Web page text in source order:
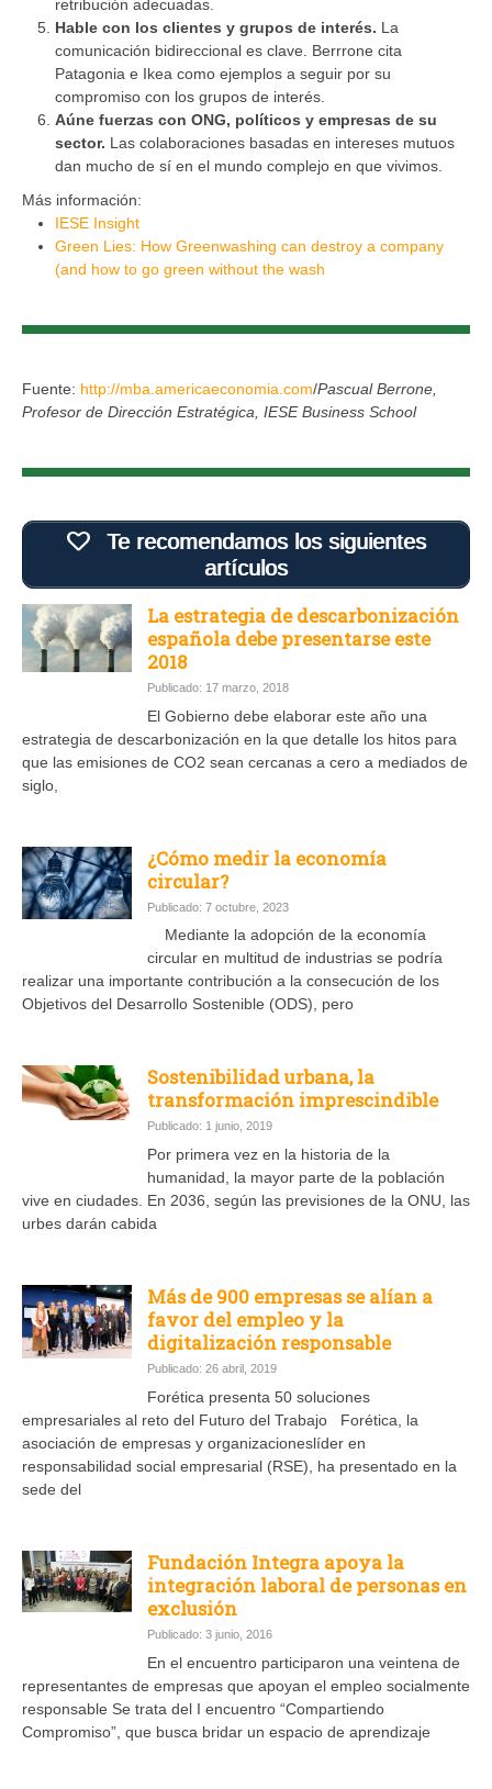
retribución adecuadas.
Hable con los clientes y grupos de interés. La
comunicación bidireccional es clave. Berrrone cita
Patagonia e Ikea como ejemplos a seguir por su
compromiso con los grupos de interés.
Aúne fuerzas con ONG, políticos y empresas de su
sector. Las colaboraciones basadas en intereses mutuos
dan mucho de sí en el mundo complejo en que vivimos.
Más información:
IESE Insight
Green Lies: How Greenwashing can destroy a company
(and how to go green without the wash
Fuente: http://mba.americaeconomia.com/Pascual Berrone,
Profesor de Dirección Estratégica, IESE Business School
Te recomendamos los siguientes
artículos
La estrategia de descarbonización
española debe presentarse este
2018
Publicado: 17 marzo, 2018
El Gobierno debe elaborar este año una
estrategia de descarbonización en la que detalle los hitos para
que las emisiones de CO2 sean cercanas a cero a mediados de
siglo,
¿Cómo medir la economía
circular?
Publicado: 7 octubre, 2023
Mediante la adopción de la economía
circular en multitud de industrias se podría
realizar una importante contribución a la consecución de los
Objetivos del Desarrollo Sostenible (ODS), pero
Sostenibilidad urbana, la
transformación imprescindible
Publicado: 1 junio, 2019
Por primera vez en la historia de la
humanidad, la mayor parte de la población
vive en ciudades. En 2036, según las previsiones de la ONU, las
urbes darán cabida
Más de 900 empresas se alían a
favor del empleo y la
digitalización responsable
Publicado: 26 abril, 2019
Forética presenta 50 soluciones
empresariales al reto del Futuro del Trabajo Forética, la
asociación de empresas y organizacioneslíder en
responsabilidad social empresarial (RSE), ha presentado en la
sede del
Fundación Integra apoya la
integración laboral de personas en
exclusión
Publicado: 3 junio, 2016
En el encuentro participaron una veintena de
representantes de empresas que apoyan el empleo socialmente
responsable Se trata del I encuentro “Compartiendo
Compromiso”, que busca bridar un espacio de aprendizaje